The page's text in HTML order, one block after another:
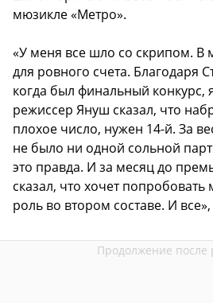
мюзикле «Метро».
«У меня все шло со скрипом. В
для ровного счета. Благодаря
когда был финальный конкурс,
режиссер Януш сказал, что
плохое число, нужен 14-й. За
не было ни одной сольной
это правда. И за месяц до
сказал, что хочет
роль во втором составе. И